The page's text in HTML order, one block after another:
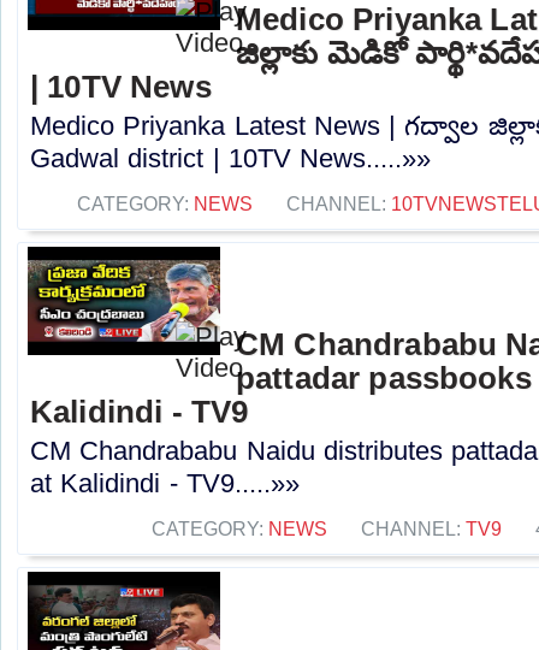
Medico Priyanka
జిల్లాకు మెడికో
| 10TV News
Medico Priyanka Latest News | గద్వాల
Gadwal district | 10TV News.....»»
CATEGORY: NEWS CHANNEL:
CM Chandrababu
pattadar
Kalidindi - TV9
CM Chandrababu Naidu distributes
at Kalidindi - TV9.....»»
CATEGORY: NEWS CHANNEL: TV9